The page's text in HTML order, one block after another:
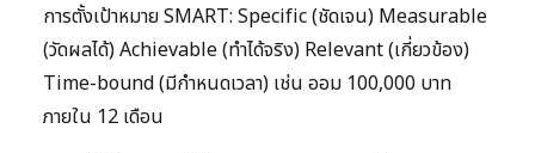
การตั้งเป้าหมาย SMART: Specific (ชัดเจน) Measurable
(วัดผลได้) Achievable (ทำได้จริง) Relevant (เกี่ยวข้อง)
Time-bound (มีกำหนดเวลา) เช่น ออม 100,000 บาท
ภายใน 12 เดือน